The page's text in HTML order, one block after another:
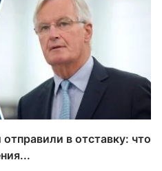
в отставку: что